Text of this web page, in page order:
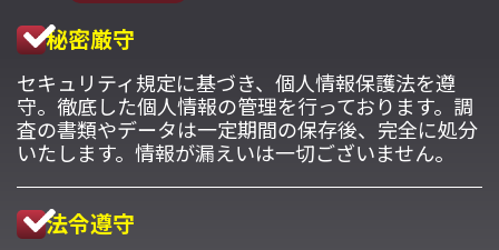
秘密厳守
セキュリティ規定に基づき、個人情報保護法を遵
守。徹底した個人情報の管理を行っております。調
査の書類やデータは一定期間の保存後、完全に処分
いたします。情報が漏えいは一切ございません。
法令遵守